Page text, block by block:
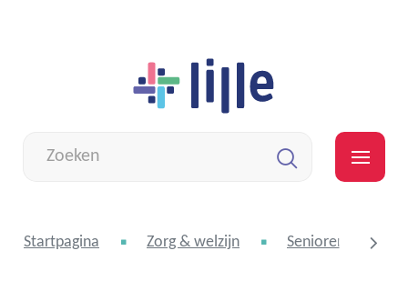
inhoud
zoek
Startpagina Zorg & welzijn Senioren